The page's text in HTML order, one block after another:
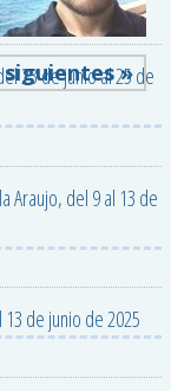
23 de junio al 25 de
Araujo, del 9 al 13 de
de junio de 2025
»